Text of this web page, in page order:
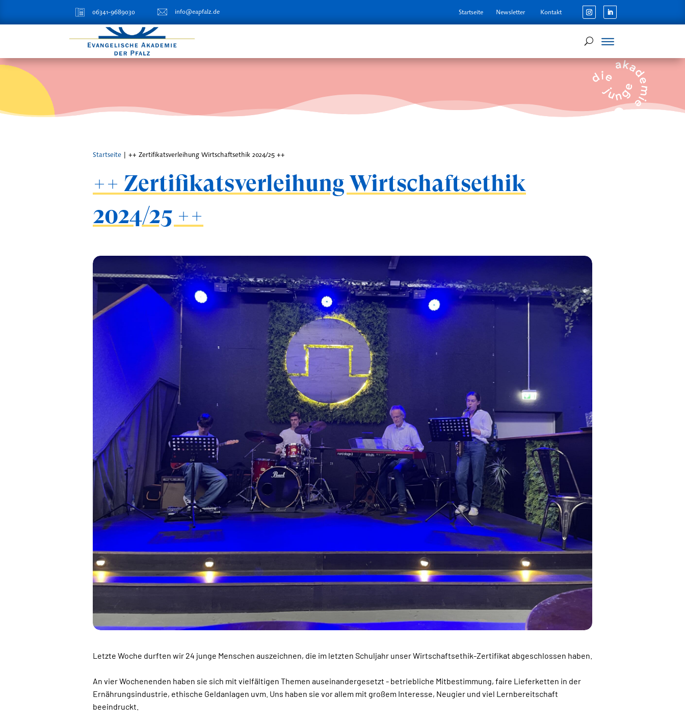
06341-9689030 info@eapfalz.de Startseite Newsletter Kontakt
Startseite ++ Zertifikatsverleihung Wirtschaftsethik 2024/25 ++
++ Zertifikatsverleihung Wirtschaftsethik
2024/25 ++
Letzte Woche durften wir 24 junge Menschen auszeichnen, die im letzten Schuljahr unser Wirtschaftsethik-Zertifikat abgeschlossen haben.
An vier Wochenenden haben sie sich mit vielfältigen Themen auseinandergesetzt - betriebliche Mitbestimmung, faire Lieferketten in der
Ernährungsindustrie, ethische Geldanlagen uvm. Uns haben sie vor allem mit großem Interesse, Neugier und viel Lernbereitschaft
beeindruckt.